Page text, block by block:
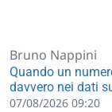
Bruno Nappini
Quando un
davvero nei dati
07/08/2026 09:20